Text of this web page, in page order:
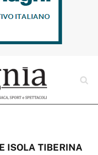
ISOLA TIBERINA